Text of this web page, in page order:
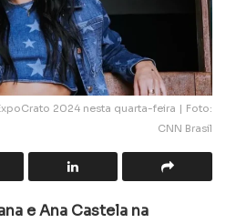
2024 nesta quarta-feira | Foto:
CNN Brasil
e Ana Castela na